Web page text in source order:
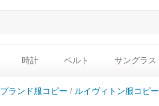
時計 ベルト サングラス
ブランド服コピー ルイヴィトン服コピー